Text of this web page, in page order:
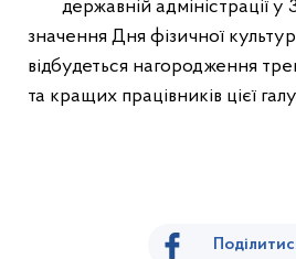
державній адміністрації у
значення Дня фізичної
відбудеться нагородження
та кращих працівників цієї